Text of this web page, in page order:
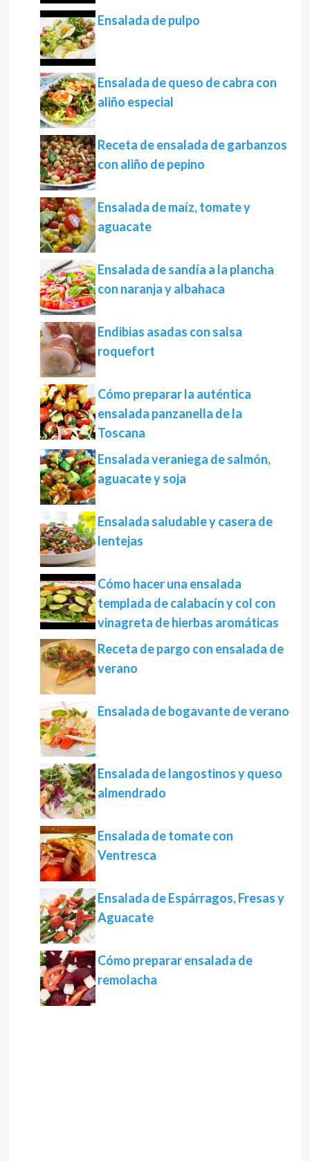
Ensalada de pulpo
Ensalada de queso de cabra con
aliño especial
Receta de ensalada de garbanzos
con aliño de pepino
Ensalada de maíz, tomate y
aguacate
Ensalada de sandía a la plancha
con naranja y albahaca
Endibias asadas con salsa
roquefort
Cómo preparar la auténtica
ensalada panzanella de la
Toscana
Ensalada veraniega de salmón,
aguacate y soja
Ensalada saludable y casera de
lentejas
Cómo hacer una ensalada
templada de calabacín y col con
vinagreta de hierbas aromáticas
Receta de pargo con ensalada de
verano
Ensalada de bogavante de verano
Ensalada de langostinos y queso
almendrado
Ensalada de tomate con
Ventresca
Ensalada de Espárragos, Fresas y
Aguacate
Cómo preparar ensalada de
remolacha